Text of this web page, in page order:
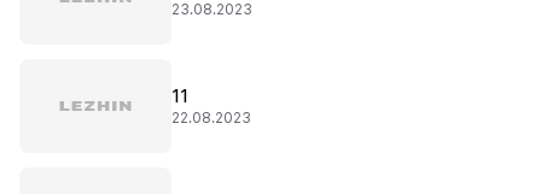
23.08.2023
11
22.08.2023